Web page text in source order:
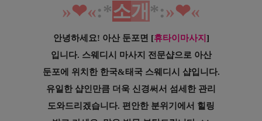
»❤︎«:*소개 *:»❤︎«
안녕하세요! 아산 둔포면 [휴타이마사지 ]
입니다. 스웨디시 마사지 전문샵으로 아산
둔포에 위치한 한국&태국 스웨디시 샵입니다.
유일한 샵인만큼 더욱 신경써서 섬세한 관리
도와드리겠습니다. 편안한 분위기에서 힐링